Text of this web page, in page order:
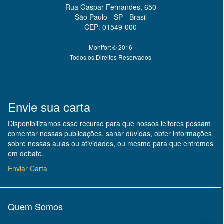
Rua Gaspar Fernandes, 650
São Paulo - SP - Brasil
CEP: 01549-000
Montfort © 2016
Todos os Direitos Reservados
Envie sua carta
Disponibilizamos esse recurso para que nossos leitores possam
comentar nossas publicações, sanar dúvidas, obter informações
sobre nossas aulas ou atividades, ou mesmo para que entremos
em debate.
Enviar Carta
Quem Somos